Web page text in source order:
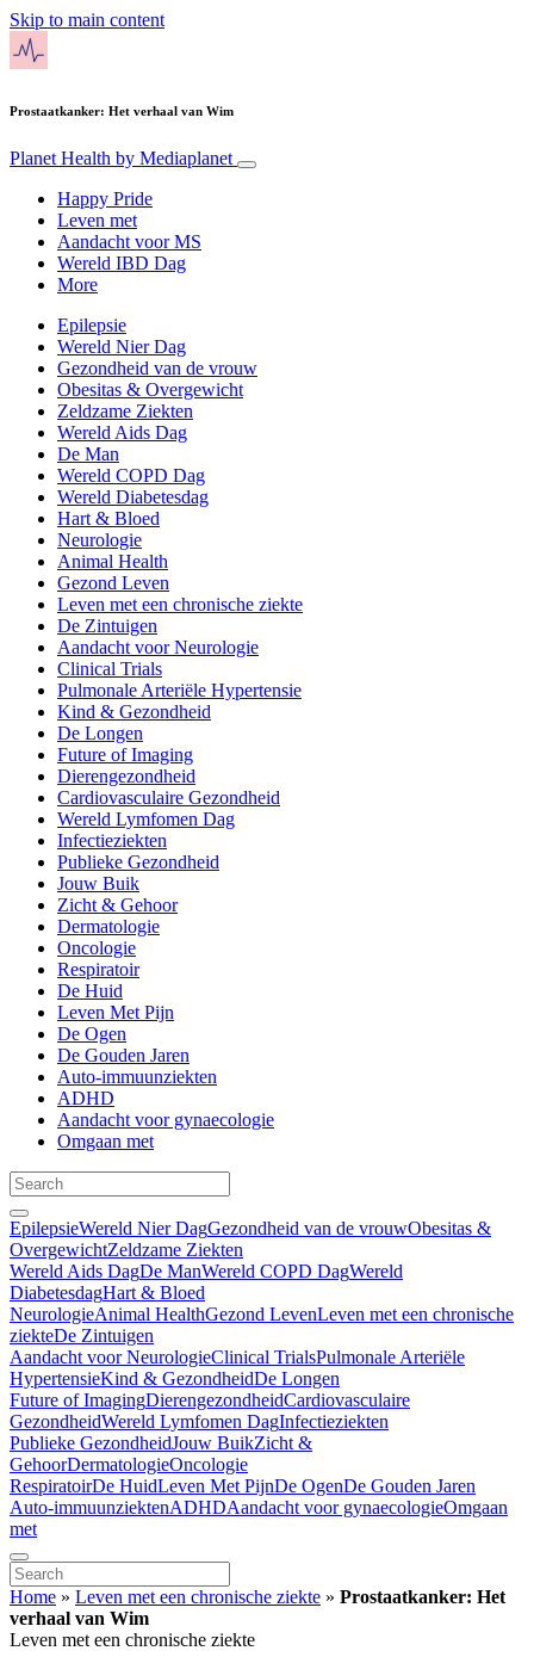
Skip to main content
Prostaatkanker: Het verhaal van Wim
Planet Health by Mediaplanet
Happy Pride
Leven met
Aandacht voor MS
Wereld IBD Dag
More
Epilepsie
Wereld Nier Dag
Gezondheid van de vrouw
Obesitas & Overgewicht
Zeldzame Ziekten
Wereld Aids Dag
De Man
Wereld COPD Dag
Wereld Diabetesdag
Hart & Bloed
Neurologie
Animal Health
Gezond Leven
Leven met een chronische ziekte
De Zintuigen
Aandacht voor Neurologie
Clinical Trials
Pulmonale Arteriële Hypertensie
Kind & Gezondheid
De Longen
Future of Imaging
Dierengezondheid
Cardiovasculaire Gezondheid
Wereld Lymfomen Dag
Infectieziekten
Publieke Gezondheid
Jouw Buik
Zicht & Gehoor
Dermatologie
Oncologie
Respiratoir
De Huid
Leven Met Pijn
De Ogen
De Gouden Jaren
Auto-immuunziekten
ADHD
Aandacht voor gynaecologie
Omgaan met
EpilepsieWereld Nier DagGezondheid van de vrouwObesitas &
OvergewichtZeldzame Ziekten
Wereld Aids DagDe ManWereld COPD DagWereld
DiabetesdagHart & Bloed
NeurologieAnimal HealthGezond LevenLeven met een chronische
ziekteDe Zintuigen
Aandacht voor NeurologieClinical TrialsPulmonale Arteriële
HypertensieKind & GezondheidDe Longen
Future of ImagingDierengezondheidCardiovasculaire
GezondheidWereld Lymfomen DagInfectieziekten
Publieke GezondheidJouw BuikZicht &
GehoorDermatologieOncologie
RespiratoirDe HuidLeven Met PijnDe OgenDe Gouden Jaren
Auto-immuunziektenADHDAandacht voor gynaecologieOmgaan
met
Home » Leven met een chronische ziekte » Prostaatkanker: Het
verhaal van Wim
Leven met een chronische ziekte